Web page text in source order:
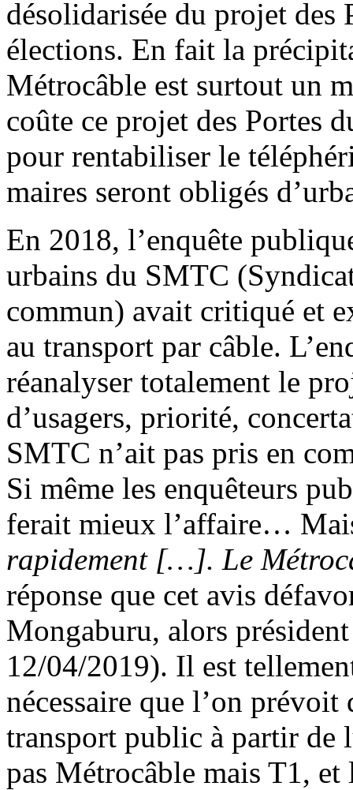
désolidarisée du projet des
élections. En fait la
Métrocâble est surtout un
coûte ce projet des Portes
pour rentabiliser le
maires seront obligés
En 2018, l’enquête
urbains du SMTC
commun) avait critiqué et
au transport par câble.
réanalyser totalement le
d’usagers, priorité,
SMTC n’ait pas pris en
Si même les enquêteurs
ferait mieux l’affaire…
rapidement […]. Le
réponse que cet avis
Mongaburu, alors
12/04/2019). Il est
nécessaire que l’on
transport public à partir de
pas Métrocâble mais T1,